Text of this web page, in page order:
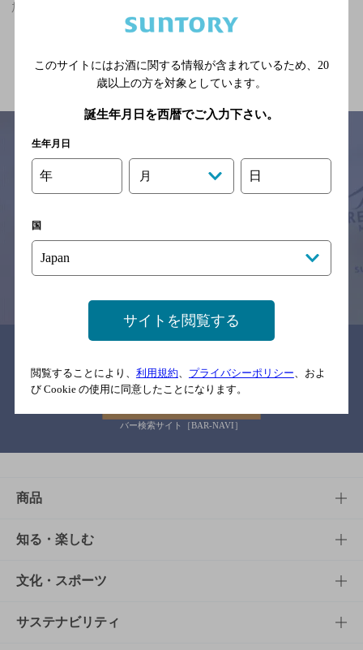
加美駅(大阪府)周辺500mで深夜まで食事のできるお店のお店
関連ページ
サイトマップ ご意見・ご感想 利用規約
念のためお店にご確認の上ご来店くださいますようお願い申し上げま
す。
バー検索サイト［BAR-NAVI］
商品
商品TOP
商品一覧
商品発売情報
知る・楽しむ
知る・楽しむTOP
キャンペーン
文化・スポーツ
文化・スポーツTOP
サステナビリティ
このサイトにはお酒に関する情報が含まれているため、 20
歳以上の方を対象としています。
誕生年月日を西暦でご入力下さい。
生年月日
年 月 日
国
サイトを閲覧する
閲覧することにより、 利用規約、 プライバシーポリシー、およ
び Cookie の使用に同意したことになります。